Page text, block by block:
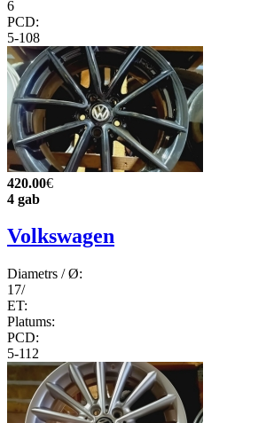
6
PCD:
5-108
420.00€
4 gab
Volkswagen
Diametrs / Ø:
17/
ET:
Platums:
PCD:
5-112